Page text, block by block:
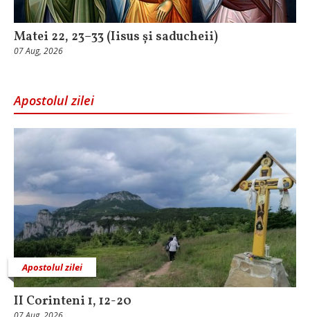
Matei 22, 23–33 (Iisus și saducheii)
07 Aug, 2026
Apostolul zilei
Apostolul zilei
II Corinteni 1, 12-20